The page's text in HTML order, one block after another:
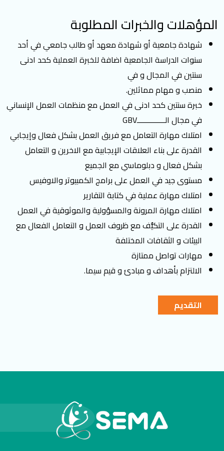
المؤهلات والخبرات المطلوبة
شهادة جامعية أو شهادة معهد أو طالب جامعي في أحد
سنوات الدراسة الجامعية اضافة للخبرة العملية كحد ادنى
سنتين في المجال و في
منصب و مهام مماثلين.
خبرة سنتين كحد ادنى في العمل مع منظمات العمل الإنساني
في مجال الــــــــــــــGBV
امتلاك مهارة التعامل مع فريق العمل بشكل فعال وإيجابي
القدرة على بناء العلاقات الإيجابية مع الاخرين و التعامل
بشكل فعال و دبلوماسي مع الجميع
مستوى جيد في العمل على برامج الكمبيوتر والاوفيس
امتلاك مهارة عملية في كتابة التقارير
امتلاك مهارة المرونة والمسؤولية والموثوقية في العمل
القدرة على التكيُّف مع ظروف العمل و التعامل الفعال مع
البيئات و الثقافات المختلفة
مهارات تواصل ممتازة
الالتزام بأهداف و مبادئ و قيم سيما.
التقديم